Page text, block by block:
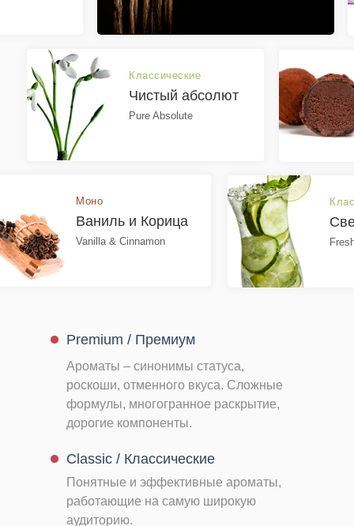
Ароматы – синонимы статуса,
роскоши, отменного вкуса. Сложные
формулы, многогранное раскрытие,
дорогие компоненты.
Понятные и эффективные ароматы,
работающие на самую широкую
аудиторию.
Premium / Премиум
Classic / Классические
Классические
Чистый абсолют
Pure Absolute
Моно
Ваниль и Корица
Vanilla & Cinnamon